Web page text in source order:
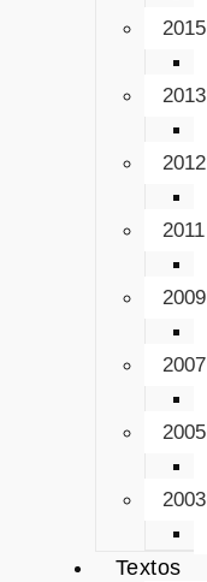
2015
2013
2012
2011
2009
2007
2005
2003
Textos